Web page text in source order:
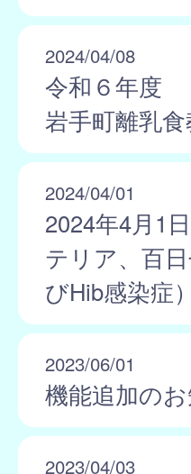
2024/04/08
令和６年度
岩手町離乳食
2024/04/01
2024年4月1
テリア、百
びHib感染症
2023/06/01
機能追加の
2023/04/03